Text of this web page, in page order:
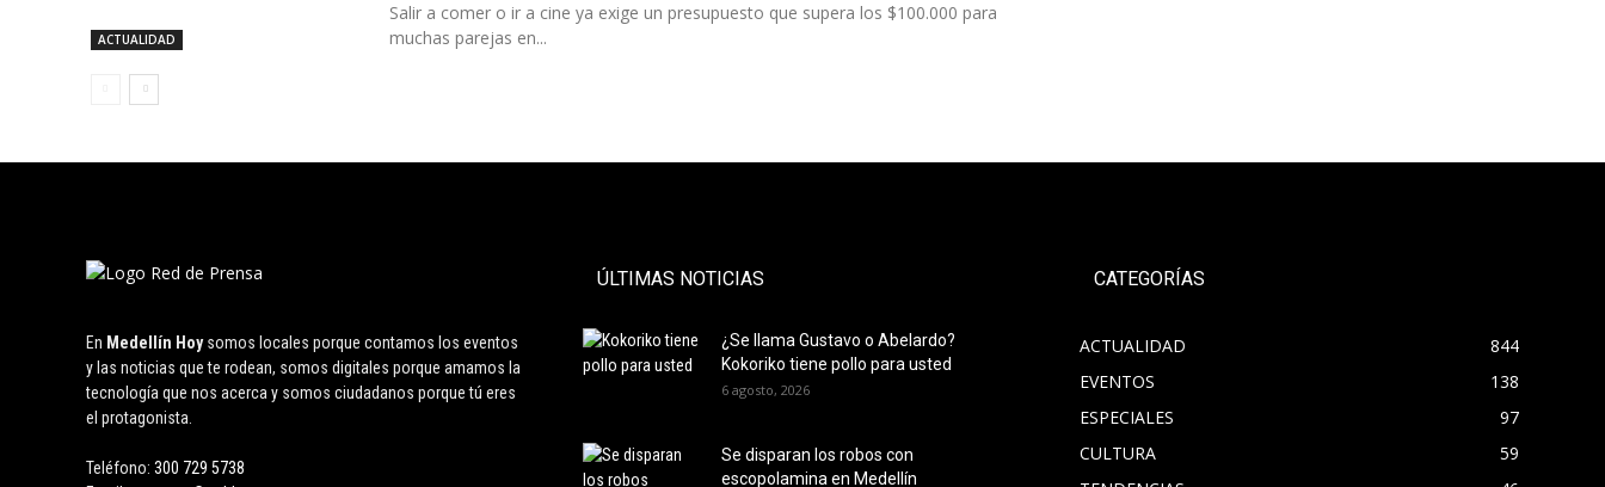
ACTUALIDAD
Salir a comer o ir a cine ya exige un presupuesto que supera los $100.000 para
muchas parejas en...
En Medellín Hoysomos locales porque contamos los eventos
y las noticias que te rodean, somos digitales porque amamos la
tecnología que nos acerca y somos ciudadanos porque tú eres
el protagonista.
Teléfono: 300 729 5738
ÚLTIMAS NOTICIAS
¿Se llama Gustavo o Abelardo?
Kokoriko tiene pollo para usted
6 agosto, 2026
Se disparan los robos con
escopolamina en Medellín
CATEGORÍAS
ACTUALIDAD
844
EVENTOS
138
ESPECIALES
97
CULTURA
59